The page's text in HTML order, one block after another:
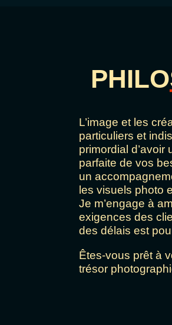
PHILO
L’image et les
particuliers et
primordial
parfaite de vos
un
les visuels photo
Je m’engage à
exigences des
des délais est
Êtes-vous prêt à
trésor